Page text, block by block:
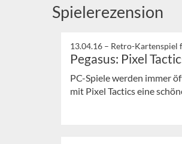
Spielerezension
13.04.16 – Retro-Kartenspiel
Pegasus: Pixel
PC-Spiele werden immer
mit Pixel Tactics eine